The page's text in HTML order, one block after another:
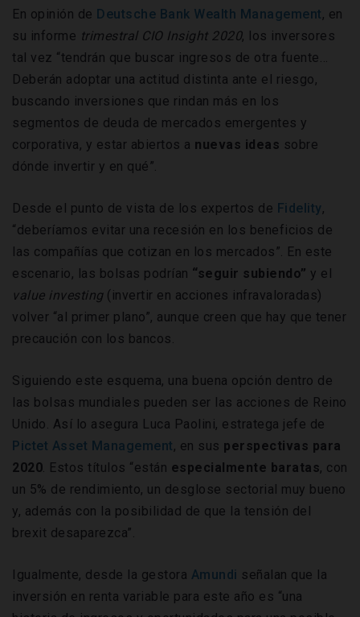
En opinión de Deutsche Bank Wealth Management, en
su informe trimestral CIO Insight 2020, los inversores
tal vez “tendrán que buscar ingresos de otra fuente…
Deberán adoptar una actitud distinta ante el riesgo,
buscando inversiones que rindan más en los
segmentos de deuda de mercados emergentes y
corporativa, y estar abiertos a nuevas ideas sobre
dónde invertir y en qué”.
Desde el punto de vista de los expertos de Fidelity,
“deberíamos evitar una recesión en los beneficios de
las compañías que cotizan en los mercados”. En este
escenario, las bolsas podrían “seguir subiendo” y el
value investing(invertir en acciones infravaloradas)
volver “al primer plano”, aunque creen que hay que tener
precaución con los bancos.
Siguiendo este esquema, una buena opción dentro de
las bolsas mundiales pueden ser las acciones de Reino
Unido. Así lo asegura Luca Paolini, estratega jefe de
Pictet Asset Management, en sus perspectivas para
2020. Estos títulos “están especialmente baratas, con
un 5% de rendimiento, un desglose sectorial muy bueno
y, además con la posibilidad de que la tensión del
brexit desaparezca”.
Igualmente, desde la gestora Amundi señalan que la
inversión en renta variable para este año es “una